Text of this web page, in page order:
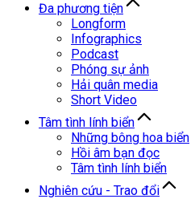
Đa phương tiện
Longform
Infographics
Podcast
Phóng sự ảnh
Hải quân media
Short Video
Tâm tình lính biển
Những bông hoa biển
Hồi âm bạn đọc
Tâm tình lính biển
Nghiên cứu - Trao đổi